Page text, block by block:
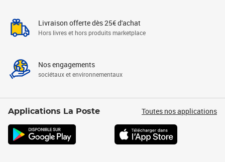
Livraison offerte dès 25€ d'achat
Hors livres et hors produits marketplace
Nos engagements
sociétaux et environnementaux
Applications La Poste Toutes nos applications